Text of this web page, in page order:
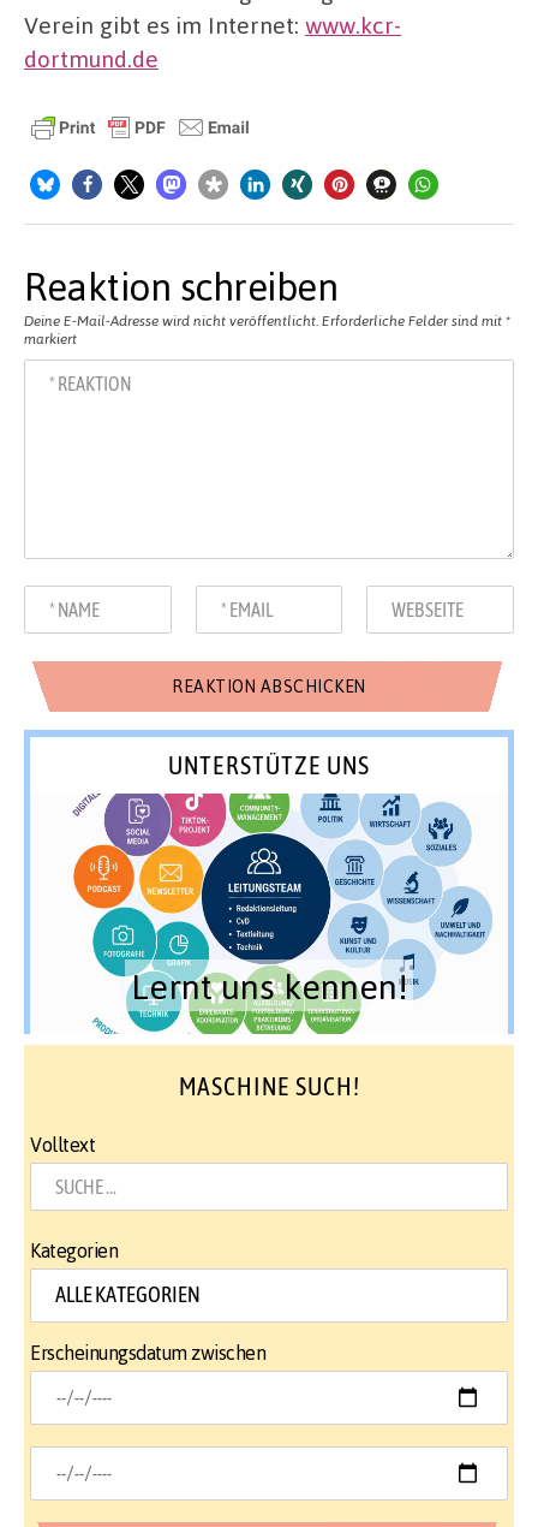
Verein gibt es im Internet: www.kcr-
dortmund.de
Reaktion schreiben
Deine E-Mail-Adresse wird nicht veröffentlicht. Erforderliche Felder sind mit *
markiert
UNTERSTÜTZE UNS
Lernt uns kennen!
MASCHINE SUCH!
Volltext
Kategorien
Erscheinungsdatum zwischen